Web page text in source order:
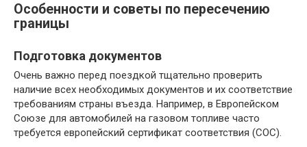
Особенности и советы по пересечению
границы
Подготовка документов
Очень важно перед поездкой тщательно проверить
наличие всех необходимых документов и их соответствие
требованиям страны въезда. Например, в Европейском
Союзе для автомобилей на газовом топливе часто
требуется европейский сертификат соответствия (COC).